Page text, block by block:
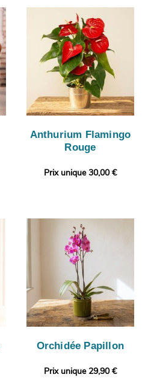
Anthurium Flamingo
Rouge
Prix unique 30,00 €
Orchidée Papillon
Prix unique 29,90 €